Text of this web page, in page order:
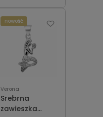
Verona
Srebrna
zawieszka
nowość